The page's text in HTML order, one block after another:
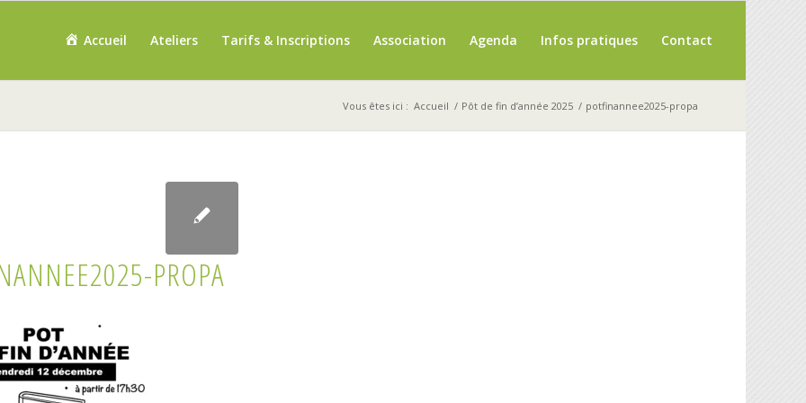
Accueil Ateliers Tarifs & Inscriptions Association Agenda Infos pratiques Contact
Vous êtes ici : Accueil / Pôt de fin d’année 2025 / potfinannee2025-propa
PROPA